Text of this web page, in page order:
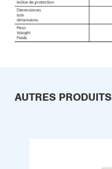
AUTRES PRODUITS